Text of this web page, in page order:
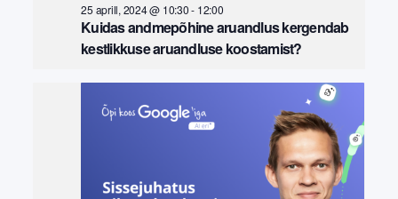
25 aprill, 2024 @ 10:30- 12:00
Kuidas andmepõhine aruandlus kergendab
kestlikkuse aruandluse koostamist?